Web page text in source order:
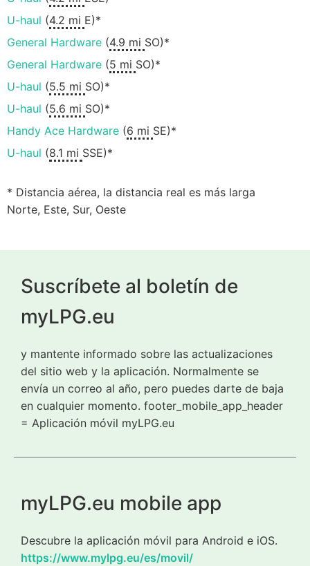
U-haul (4.2 mi E)*
General Hardware (4.9 mi SO)*
General Hardware (5 mi SO)*
U-haul (5.5 mi SO)*
U-haul (5.6 mi SO)*
Handy Ace Hardware (6 mi SE)*
U-haul (8.1 mi SSE)*
* Distancia aérea, la distancia real es más larga
Norte, Este, Sur, Oeste
Suscríbete al boletín de
myLPG.eu
y mantente informado sobre las actualizaciones
del sitio web y la aplicación. Normalmente se
envía un correo al año, pero puedes darte de baja
en cualquier momento. footer_mobile_app_header
= Aplicación móvil myLPG.eu
myLPG.eu mobile app
Descubre la aplicación móvil para Android e iOS.
https://www.mylpg.eu/es/movil/